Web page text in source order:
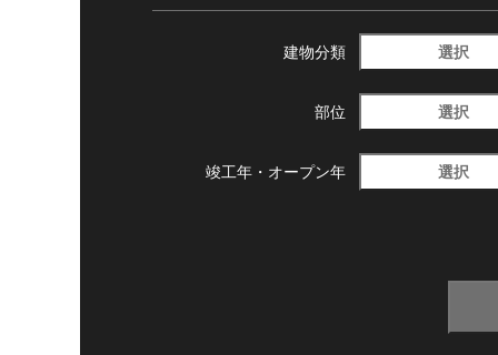
建物分類 選択
部位 選択
竣工年・ オープン年 選択